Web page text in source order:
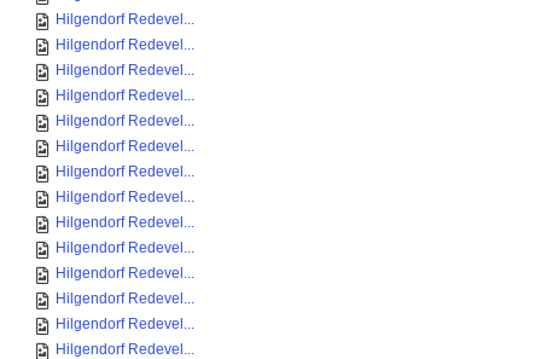
Hilgendorf Redevel...
Hilgendorf Redevel...
Hilgendorf Redevel...
Hilgendorf Redevel...
Hilgendorf Redevel...
Hilgendorf Redevel...
Hilgendorf Redevel...
Hilgendorf Redevel...
Hilgendorf Redevel...
Hilgendorf Redevel...
Hilgendorf Redevel...
Hilgendorf Redevel...
Hilgendorf Redevel...
Hilgendorf Redevel...